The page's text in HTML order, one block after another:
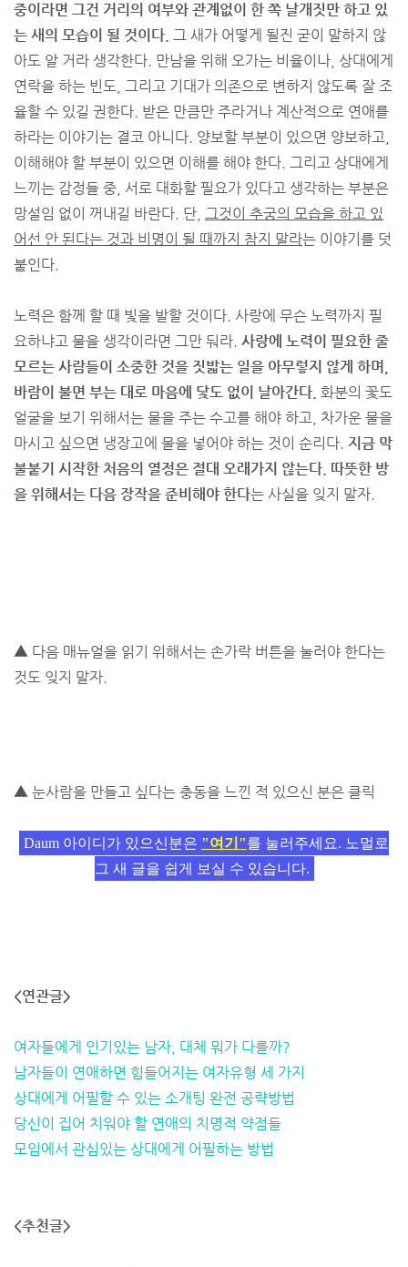
중이라면 그건 거리의 여부와 관계없이 한 쪽 날개짓만 하고 있
는 새의 모습이 될 것이다. 그 새가 어떻게 될진 굳이 말하지 않
아도 알 거라 생각한다. 만남을 위해 오가는 비율이나, 상대에게
연락을 하는 빈도, 그리고 기대가 의존으로 변하지 않도록 잘 조
율할 수 있길 권한다. 받은 만큼만 주라거나 계산적으로 연애를
하라는 이야기는 결코 아니다. 양보할 부분이 있으면 양보하고,
이해해야 할 부분이 있으면 이해를 해야 한다. 그리고 상대에게
느끼는 감정들 중, 서로 대화할 필요가 있다고 생각하는 부분은
망설임 없이 꺼내길 바란다. 단, 그것이 추궁의 모습을 하고 있
어선 안 된다는 것과 비명이 될 때까지 참지 말라는 이야기를 덧
붙인다.
노력은 함께 할 때 빛을 발할 것이다. 사랑에 무슨 노력까지 필
요하냐고 물을 생각이라면 그만 둬라. 사랑에 노력이 필요한 줄
모르는 사람들이 소중한 것을 짓밟는 일을 아무렇지 않게 하며,
바람이 불면 부는 대로 마음에 닻도 없이 날아간다. 화분의 꽃도
얼굴을 보기 위해서는 물을 주는 수고를 해야 하고, 차가운 물을
마시고 싶으면 냉장고에 물을 넣어야 하는 것이 순리다. 지금 막
불붙기 시작한 처음의 열정은 절대 오래가지 않는다. 따뜻한 방
을 위해서는 다음 장작을 준비해야 한다는 사실을 잊지 말자.
▲ 다음 매뉴얼을 읽기 위해서는 손가락 버튼을 눌러야 한다는
것도 잊지 말자.
▲ 눈사람을 만들고 싶다는 충동을 느낀 적 있으신 분은 클릭
Daum 아이디가 있으신분은 "여기"를 눌러주세요. 노멀로
그 새 글을 쉽게 보실 수 있습니다.
<연관글>
여자들에게 인기있는 남자, 대체 뭐가 다를까?
남자들이 연애하면 힘들어지는 여자유형 세 가지
상대에게 어필할 수 있는 소개팅 완전 공략방법
당신이 집어 치워야 할 연애의 치명적 약점들
모임에서 관심있는 상대에게 어필하는 방법
<추천글>